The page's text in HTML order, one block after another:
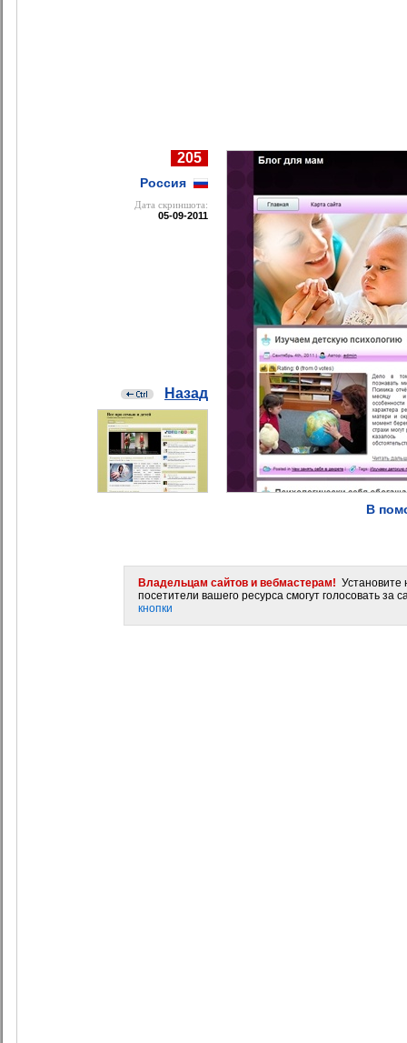
205
Россия
Дата cкриншота:
05-09-2011
Назад
В
Владельцам сайтов и вебмастерам! Установите
посетители вашего ресурса смогут голосовать за
кнопки